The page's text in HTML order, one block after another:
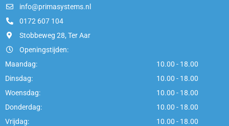
info@primasystems.nl
0172 607 104
Stobbeweg 28, Ter Aar
Openingstijden:
Maandag:
10.00 - 18.00
Dinsdag:
10.00 - 18.00
Woensdag:
10.00 - 18.00
Donderdag:
10.00 - 18.00
Vrijdag:
10.00 - 18.00